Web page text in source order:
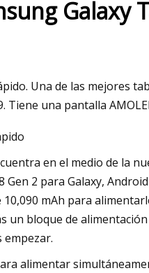
Galaxy
Una de las mejores
Tiene una pantalla
en el medio de la
2 para Galaxy,
mAh para
un bloque de
empezar.
alimentar